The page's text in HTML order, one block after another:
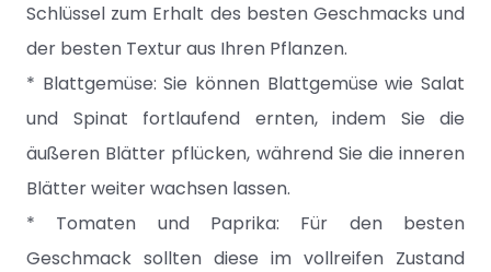
Schlüssel zum Erhalt des besten Geschmacks und
der besten Textur aus Ihren Pflanzen.
* Blattgemüse: Sie können Blattgemüse wie Salat
und Spinat fortlaufend ernten, indem Sie die
äußeren Blätter pflücken, während Sie die inneren
Blätter weiter wachsen lassen.
* Tomaten und Paprika: Für den besten
Geschmack sollten diese im vollreifen Zustand